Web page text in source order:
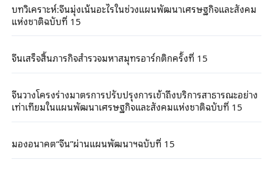
บทวิเคราะห์:จีนมุ่งเน้นอะไรในช่วงแผนพัฒนาเศรษฐกิจและสังคม
แห่งชาติฉบับที่ 15
จีนเสร็จสิ้นภารกิจสำรวจมหาสมุทรอาร์กติกครั้งที่ 15
จีนวางโครงร่างมาตรการปรับปรุงการเข้าถึงบริการสาธารณะอย่าง
เท่าเทียมในแผนพัฒนาเศรษฐกิจและสังคมแห่งชาติฉบับที่ 15
มองอนาคต“จีน”ผ่านแผนพัฒนาฯฉบับที่ 15